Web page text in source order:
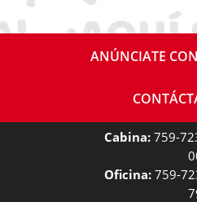
ANÚNCIATE
Cabina: 759-
Oficina:759-